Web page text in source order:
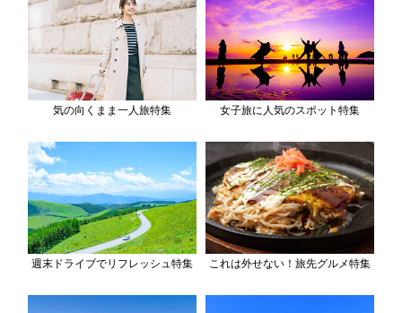
気の向くまま一人旅特集 女子旅に人気のスポット特集
週末ドライブでリフレッシュ特集 これは外せない！旅先グルメ特集